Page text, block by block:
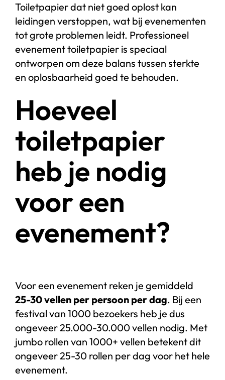
Toiletpapier dat niet goed oplost kan
leidingen verstoppen, wat bij evenementen
tot grote problemen leidt. Professioneel
evenement toiletpapier is speciaal
ontworpen om deze balans tussen sterkte
en oplosbaarheid goed te behouden.
Hoeveel
toiletpapier
heb je nodig
voor een
evenement?
Voor een evenement reken je gemiddeld
25-30 vellen per persoon per dag. Bij een
festival van 1000 bezoekers heb je dus
ongeveer 25.000-30.000 vellen nodig. Met
jumbo rollen van 1000+ vellen betekent dit
ongeveer 25-30 rollen per dag voor het hele
evenement.